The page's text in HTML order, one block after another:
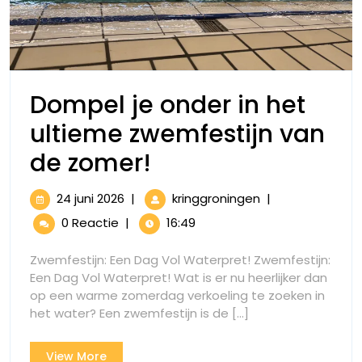
Dompel je onder in het
ultieme zwemfestijn van
de zomer!
je
onder
in
het
ultieme
24 juni 2026 24
juni
2026
| kringgroningenDompel
het
ultieme
zwemfestijn
|
0 Reactie | 16:49
Zwemfestijn: Een Dag Vol Waterpret! Zwemfestijn:
Een Dag Vol Waterpret! Wat is er nu heerlijker dan
op een warme zomerdag verkoeling te zoeken in
het water? Een zwemfestijn is de [...]
View MoreView